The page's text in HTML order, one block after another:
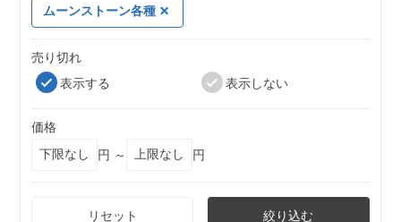
ムーンストーン各種
売り切れ
表示する
表示しない
価格
円 ～
円
リセット 絞り込む